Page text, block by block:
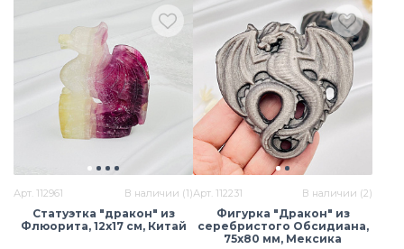
Арт. 112961 В наличии (1)
Статуэтка "дракон" из
Флюорита, 12х17 см, Китай
Арт. 112231 В наличии (2)
Фигурка "Дракон" из
серебристого Обсидиана,
75х80 мм, Мексика